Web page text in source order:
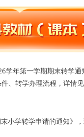
学年第一学期期末转学
、转学办理流程，详情
小学转学申请的通知》